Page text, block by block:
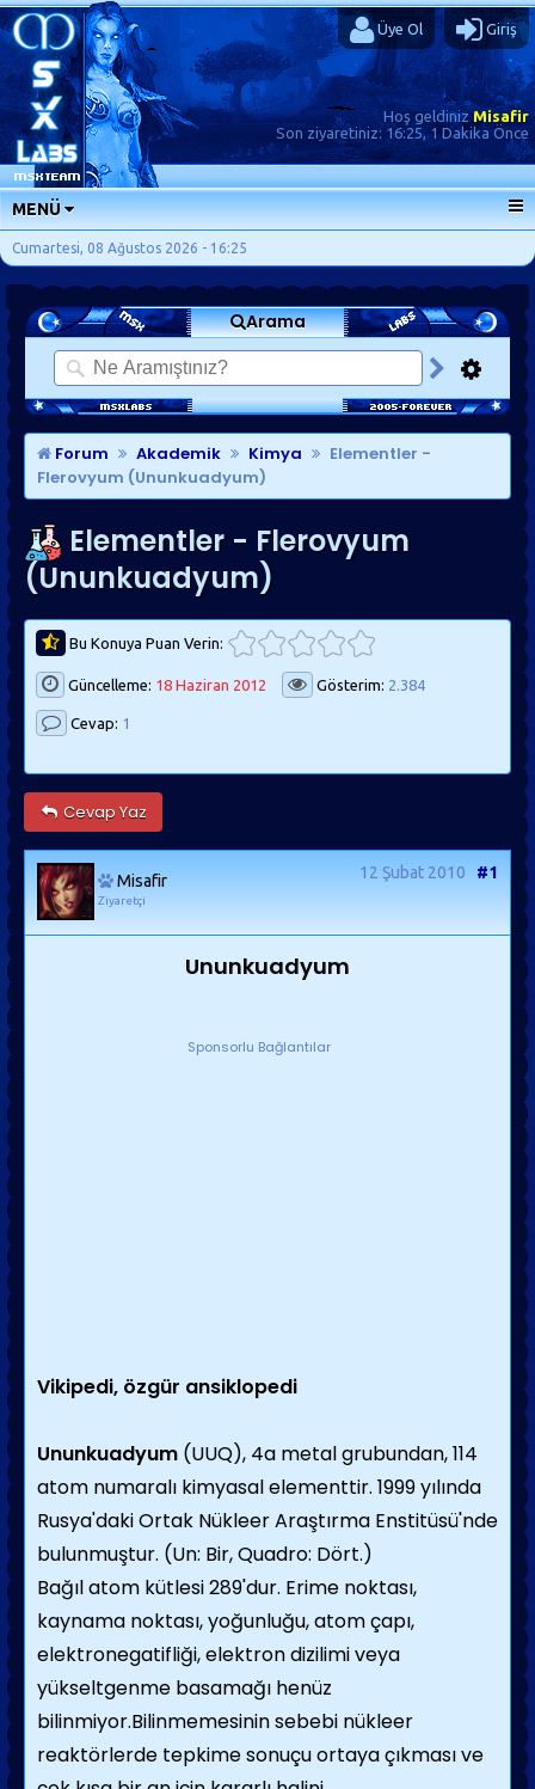
Üye Ol Giriş
Hoş geldinizMisafir
Son ziyaretiniz: 16:25, 1 Dakika Önce
MENÜ
ANA SAYFA
FORUMLAR
SORU-CEVAP
GÜNLÜKLER
SON MESAJLAR
KISAYOLLAR
Cumartesi, 08 Ağustos 2026 - 16:25
Arama
Forum Akademik Kimya
Elementler -
Flerovyum (Ununkuadyum)
Elementler - Flerovyum
(Ununkuadyum)
Bu Konuya Puan Verin:
Güncelleme: 18 Haziran 2012 Gösterim: 2.384
Cevap: 1
Cevap Yaz
Misafir
Ziyaretçi
12 Şubat 2010 #1
Ununkuadyum
Sponsorlu Bağlantılar
Vikipedi, özgür ansiklopedi
Ununkuadyum (UUQ), 4a metal grubundan, 114
atom numaralı kimyasal elementtir. 1999 yılında
Rusya'daki Ortak Nükleer Araştırma Enstitüsü'nde
bulunmuştur. (Un: Bir, Quadro: Dört.)
Bağıl atom kütlesi 289'dur. Erime noktası,
kaynama noktası, yoğunluğu, atom çapı,
elektronegatifliği, elektron dizilimi veya
yükseltgenme basamağı henüz
bilinmiyor.Bilinmemesinin sebebi nükleer
reaktörlerde tepkime sonuçu ortaya çıkması ve